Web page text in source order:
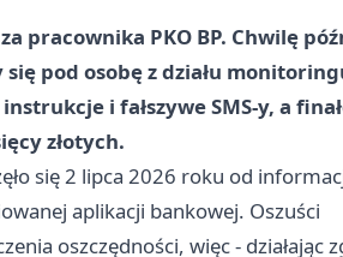
pracownika PKO BP. Chwilę
pod osobę z działu
i fałszywe SMS-y, a
złotych.
się 2 lipca 2026 roku od
aplikacji bankowej. Oszuści
oszczędności, więc - działając